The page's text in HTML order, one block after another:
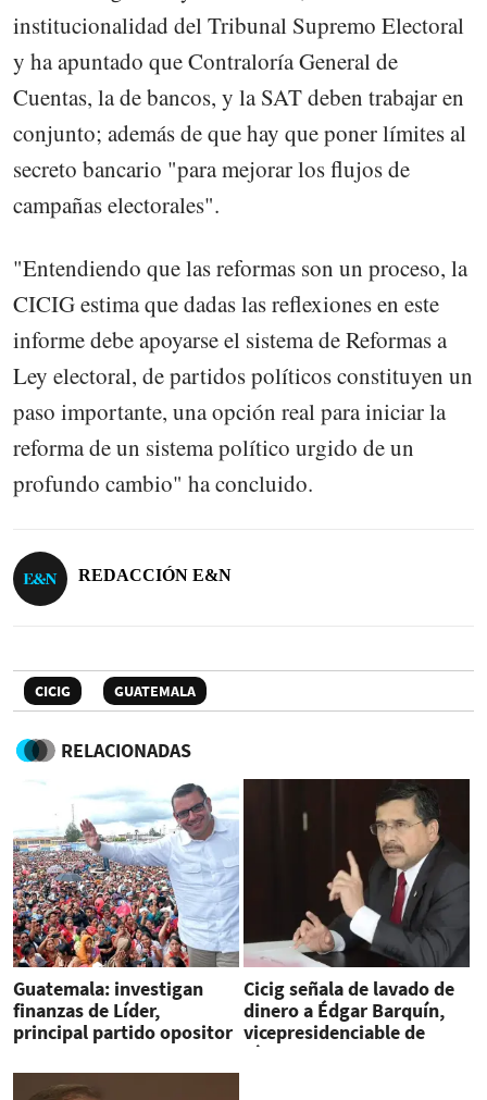
institucionalidad del Tribunal Supremo Electoral
y ha apuntado que Contraloría General de
Cuentas, la de bancos, y la SAT deben trabajar en
conjunto; además de que hay que poner límites al
secreto bancario "para mejorar los flujos de
campañas electorales".
"Entendiendo que las reformas son un proceso, la
CICIG estima que dadas las reflexiones en este
informe debe apoyarse el sistema de Reformas a
Ley electoral, de partidos políticos constituyen un
paso importante, una opción real para iniciar la
reforma de un sistema político urgido de un
profundo cambio" ha concluido.
REDACCIÓN E&N
CICIG GUATEMALA
RELACIONADAS
Guatemala: investigan
finanzas de Líder,
principal partido opositor
Cicig señala de lavado de
dinero a Édgar Barquín,
vicepresidenciable de
Líder